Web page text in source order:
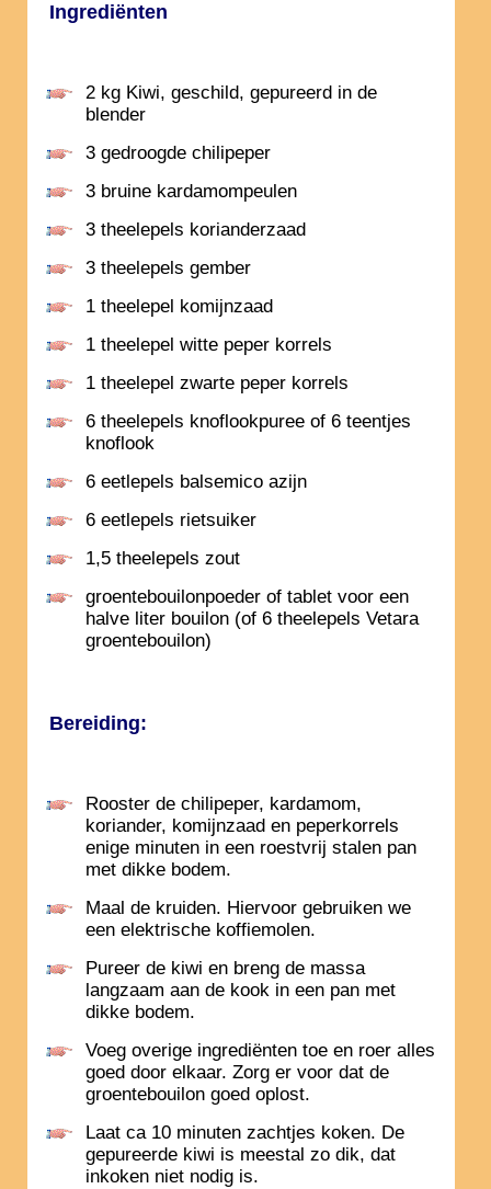
Ingrediënten
2 kg Kiwi, geschild, gepureerd in de
blender
3 gedroogde chilipeper
3 bruine kardamompeulen
3 theelepels korianderzaad
3 theelepels gember
1 theelepel komijnzaad
1 theelepel witte peper korrels
1 theelepel zwarte peper korrels
6 theelepels knoflookpuree of 6 teentjes
knoflook
6 eetlepels balsemico azijn
6 eetlepels rietsuiker
1,5 theelepels zout
groentebouilonpoeder of tablet voor een
halve liter bouilon (of 6 theelepels Vetara
groentebouilon)
Bereiding:
Rooster de chilipeper, kardamom,
koriander, komijnzaad en peperkorrels
enige minuten in een roestvrij stalen pan
met dikke bodem.
Maal de kruiden. Hiervoor gebruiken we
een elektrische koffiemolen.
Pureer de kiwi en breng de massa
langzaam aan de kook in een pan met
dikke bodem.
Voeg overige ingrediënten toe en roer alles
goed door elkaar. Zorg er voor dat de
groentebouilon goed oplost.
Laat ca 10 minuten zachtjes koken. De
gepureerde kiwi is meestal zo dik, dat
inkoken niet nodig is.